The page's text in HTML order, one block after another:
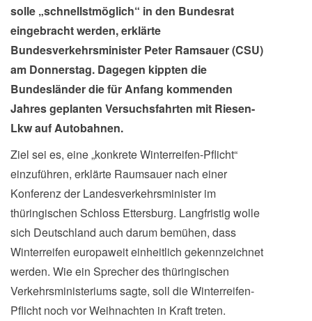
solle „schnellstmöglich“ in den Bundesrat
eingebracht werden, erklärte
Bundesverkehrsminister Peter Ramsauer (CSU)
am Donnerstag. Dagegen kippten die
Bundesländer die für Anfang kommenden
Jahres geplanten Versuchsfahrten mit Riesen-
Lkw auf Autobahnen.
Ziel sei es, eine „konkrete Winterreifen-Pflicht“
einzuführen, erklärte Raumsauer nach einer
Konferenz der Landesverkehrsminister im
thüringischen Schloss Ettersburg. Langfristig wolle
sich Deutschland auch darum bemühen, dass
Winterreifen europaweit einheitlich gekennzeichnet
werden. Wie ein Sprecher des thüringischen
Verkehrsministeriums sagte, soll die Winterreifen-
Pflicht noch vor Weihnachten in Kraft treten.